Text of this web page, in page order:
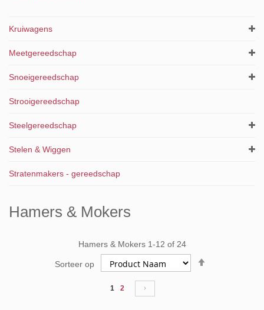
Hamers & Mokers
Hamers & Mokers 1-12 of 24
Sorteer op
Pagina
U lees momenteel pagina
1 Pagina
2
Kruiwagens
Meetgereedschap
Snoeigereedschap
Strooigereedschap
Steelgereedschap
Stelen & Wiggen
Stratenmakers - gereedschap